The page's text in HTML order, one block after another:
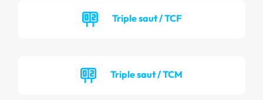
Triple saut / TCF
Triple saut / TCM